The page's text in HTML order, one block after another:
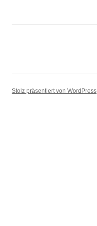
Stolz präsentiert von WordPress